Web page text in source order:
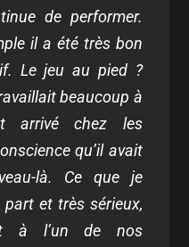
de performer.
il a été très bon
Le jeu au pied ?
beaucoup à
arrivé chez les
qu’il avait
là. Ce que je
et très sérieux,
à l’un de nos